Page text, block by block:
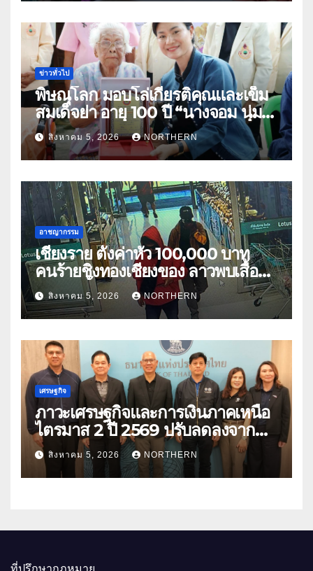
ข่าวทั่วไป
พิษณุโลก มอบโล่เกียรติคุณและเข็ม
สมเด็จย่า อายุ 100 ปี “นางจอม นุ่ม
เนตร” ตำบลบ้านกร่าง อำเภอเมือง
สิงหาคม 5, 2026 NORTHERN
อาชญากรรม
เชียงราย ตั้งค่าหัว 100,000 บาท
คนร้ายชิงทองเชียงของ ลาวพบเสื้อผ้า
คนร้ายตั้งจุดตรวจตามเส้นทาง
สิงหาคม 5, 2026 NORTHERN
เศรษฐกิจ
ภาวะเศรษฐกิจและการเงินภาคเหนือ
ไตรมาส 2 ปี 2569 ปรับลดลงจาก
ราคาพลังงาน ค่าครองชีพ
สิงหาคม 5, 2026 NORTHERN
ที่ปรึกษากฎหมาย